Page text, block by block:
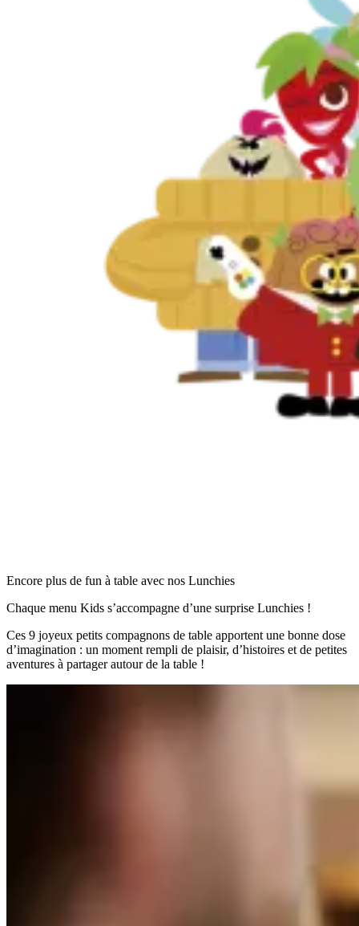
Encore plus de fun à table avec nos Lunchies
Chaque menu Kids s’accompagne d’une surprise Lunchies !
Ces 9 joyeux petits compagnons de table apportent une bonne dose
d’imagination : un moment rempli de plaisir, d’histoires et de petites
aventures à partager autour de la table !